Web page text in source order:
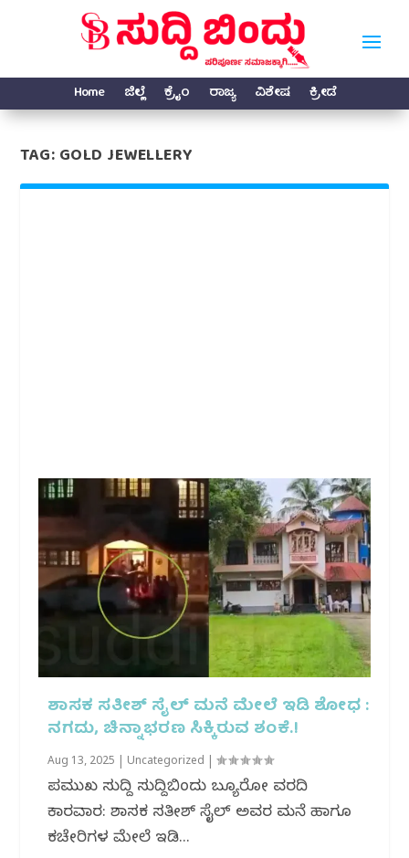
Home ಜಿಲ್ಲೆ ಕ್ರೈಂ ರಾಜ್ಯ ವಿಶೇಷ ಕ್ರೀಡೆ
TAG:GOLD JEWELLERY
ಶಾಸಕ ಸತೀಶ್ ಸೈಲ್ ಮನೆ ಮೇಲೆ ಇಡಿ ಶೋಧ :
ನಗದು, ಚಿನ್ನಾಭರಣ ಸಿಕ್ಕಿರುವ ಶಂಕೆ.!
Aug 13, 2025 Uncategorized |
ಪ್ರಮುಖ ಸುದ್ದಿ ಸುದ್ದಿಬಿಂದು ಬ್ಯೂರೋ ವರದಿ
ಕಾರವಾರ: ಶಾಸಕ ಸತೀಶ್ ಸೈಲ್ ಅವರ ಮನೆ ಹಾಗೂ
ಕಚೇರಿಗಳ ಮೇಲೆ ಇಡಿ...